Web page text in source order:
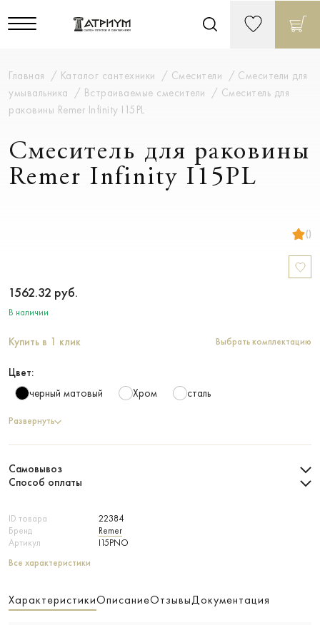
Главная Каталог сантехники Смесители
Смесители для
умывальника
Встраиваемые смесители
Смеситель для
раковины Remer Infinity I15PL
Смеситель для раковины
Remer Infinity I15PL
()
ID товара
22384
Бренд
Remer
Артикул
I15PNO
Все характеристики
1562.32 руб.
В наличии
Купить в 1 клик Выбрать комплектацию
Цвет:
черный матовый
Хром сталь
Развернуть
Самовывоз
Способ оплаты
ХарактеристикиОписаниеОтзывыДокументация